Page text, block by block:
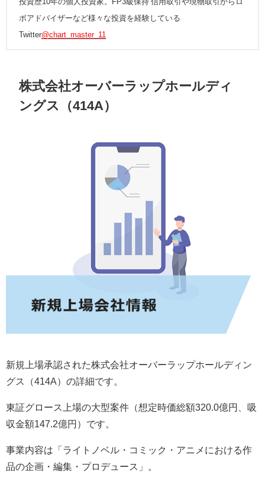
ボアドバイザーなど様々な投資を経験している
Twitter@chart_master_11
株式会社オーバーラップホールディ
ングス（414A）
新規上場承認された株式会社オーバーラップホールディン
グス（414A）の詳細です。
東証グロース上場の大型案件（想定時価総額320.0億円、吸
収金額147.2億円）です。
事業内容は「ライトノベル・コミック・アニメにおける作
品の企画・編集・プロデュース」。